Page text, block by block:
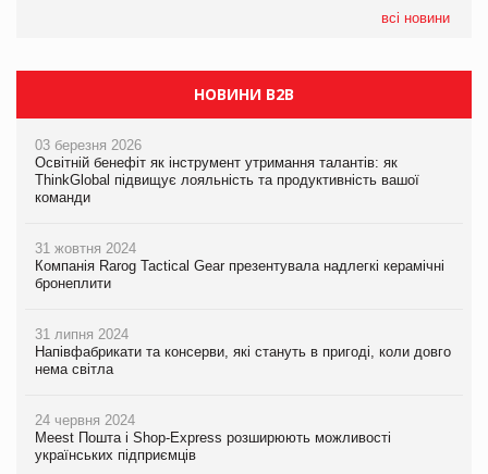
всі новини
НОВИНИ B2B
03 березня 2026
Освітній бенефіт як інструмент утримання талантів: як
ThinkGlobal підвищує лояльність та продуктивність вашої
команди
31 жовтня 2024
Компанія Rarog Tactical Gear презентувала надлегкі керамічні
бронеплити
31 липня 2024
Напівфабрикати та консерви, які стануть в пригоді, коли довго
нема світла
24 червня 2024
Meest Пошта і Shop-Express розширюють можливості
українських підприємців